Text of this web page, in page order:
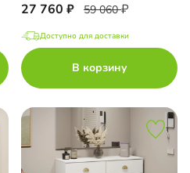
27 760 59 060
Доступно для доставки
В корзину